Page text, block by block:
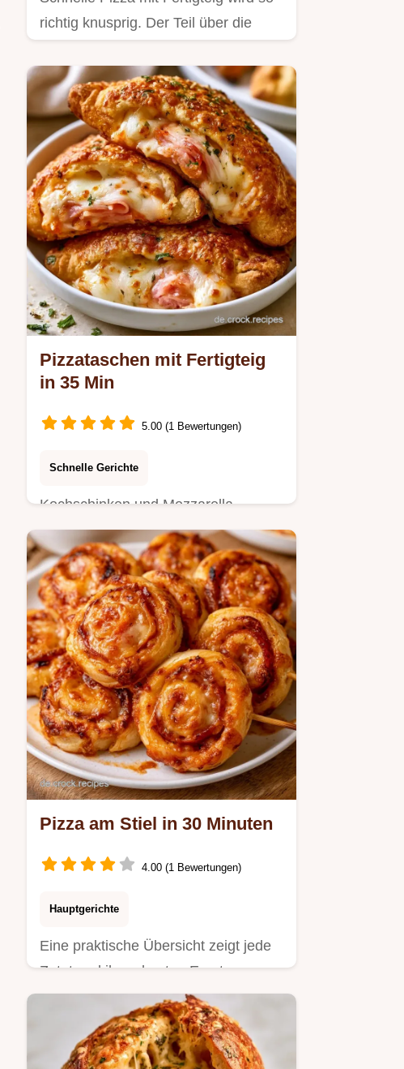
richtig knusprig. Der Teil über die
Pizzataschen mit Fertigteig
in 35 Min
5.00 (1 Bewertungen)
Schnelle Gerichte
Kochschinken und Mozzarella
machen diese Pizzataschen mit
Fertigteig besonders saftig.
Pizza am Stiel in 30 Minuten
4.00 (1 Bewertungen)
Hauptgerichte
Eine praktische Übersicht zeigt jede
Zutat und ihren besten Ersatz.